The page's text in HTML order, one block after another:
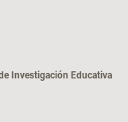
Investigación Educativa